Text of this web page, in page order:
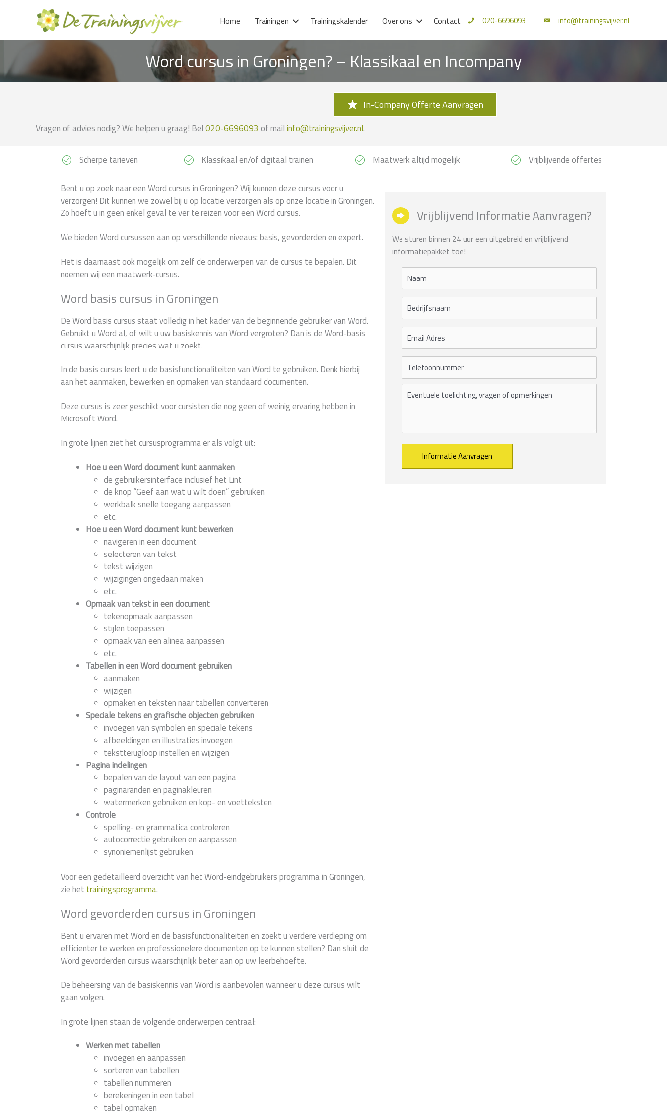
inhoud
Home Trainingen Trainingskalender Over ons Contact 020-6696093 info@trainingsvijver.nl
Word cursus in Groningen? – Klassikaal en Incompany
In-Company Offerte Aanvragen
Vragen of advies nodig? We helpen u graag! Bel020-6696093 of mailinfo@trainingsvijver.nl.
Scherpe tarieven Klassikaal en/of digitaal trainen Maatwerk altijd mogelijk Vrijblijvende offertes
Bent u op zoek naar een Word cursus in Groningen? Wij kunnen deze cursus voor u
verzorgen! Dit kunnen we zowel bij u op locatie verzorgen als op onze locatie in Groningen.
Zo hoeft u in geen enkel geval te ver te reizen voor een Word cursus.
We bieden Word cursussen aan op verschillende niveaus: basis, gevorderden en expert.
Het is daarnaast ook mogelijk om zelf de onderwerpen van de cursus te bepalen. Dit
noemen wij een maatwerk-cursus.
Word basis cursus in Groningen
De Word basis cursus staat volledig in het kader van de beginnende gebruiker van Word.
Gebruikt u Word al, of wilt u uw basiskennis van Word vergroten? Dan is de Word-basis
cursus waarschijnlijk precies wat u zoekt.
In de basis cursus leert u de basisfunctionaliteiten van Word te gebruiken. Denk hierbij
aan het aanmaken, bewerken en opmaken van standaard documenten.
Deze cursus is zeer geschikt voor cursisten die nog geen of weinig ervaring hebben in
Microsoft Word.
In grote lijnen ziet het cursusprogramma er als volgt uit:
Hoe u een Word document kunt aanmaken
de gebruikersinterface inclusief het Lint
de knop “Geef aan wat u wilt doen” gebruiken
werkbalk snelle toegang aanpassen
etc.
Hoe u een Word document kunt bewerken
navigeren in een document
selecteren van tekst
tekst wijzigen
wijzigingen ongedaan maken
etc.
Opmaak van tekst in een document
tekenopmaak aanpassen
stijlen toepassen
opmaak van een alinea aanpassen
etc.
Tabellen in een Word document gebruiken
aanmaken
wijzigen
opmaken en teksten naar tabellen converteren
Speciale tekens en grafische objecten gebruiken
invoegen van symbolen en speciale tekens
afbeeldingen en illustraties invoegen
tekstterugloop instellen en wijzigen
Pagina indelingen
bepalen van de layout van een pagina
paginaranden en paginakleuren
watermerken gebruiken en kop- en voetteksten
Controle
spelling- en grammatica controleren
autocorrectie gebruiken en aanpassen
synoniemenlijst gebruiken
Voor een gedetailleerd overzicht van het Word-eindgebruikers programma in Groningen,
zie het trainingsprogramma.
Word gevorderden cursus in Groningen
Bent u ervaren met Word en de basisfunctionaliteiten en zoekt u verdere verdieping om
efficienter te werken en professionelere documenten op te kunnen stellen? Dan sluit de
Word gevorderden cursus waarschijnlijk beter aan op uw leerbehoefte.
De beheersing van de basiskennis van Word is aanbevolen wanneer u deze cursus wilt
gaan volgen.
In grote lijnen staan de volgende onderwerpen centraal:
Werken met tabellen
invoegen en aanpassen
sorteren van tabellen
tabellen nummeren
berekeningen in een tabel
tabel opmaken
Vrijblijvend Informatie Aanvragen?
We sturen binnen 24 uur een uitgebreid en vrijblijvend
informatiepakket toe!